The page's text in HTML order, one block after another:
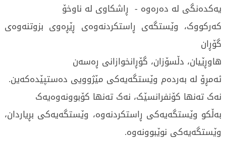
یەکدەنگی لە دەرەوە - ڕاشکاوی لە ناوخۆ
کەرکووک، وێستگەی ڕاستکردنەوەی ڕێڕەوی بزوتنەوەی
گۆڕان
هاوڕێیان، دڵسۆزان، گۆڕانخوازانی ڕەسەن
ئەمڕۆ لە بەردەم وێستگەیەکی مێژوویی دەستپێدەکەین.
نەک تەنها کۆنفرانسێک، نەک تەنها کۆبوونەوەیەک
بەڵکو وێستگەیەکی ڕاستکردنەوە، وێستگەیەکی بڕیاردان،
وێستگەیەکی نوێبوونەوە.